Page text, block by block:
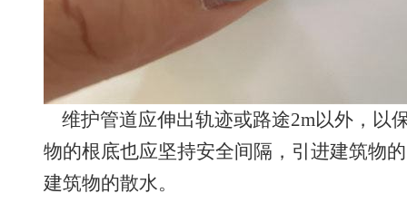
维护管道应伸出轨迹或路途2m以外，以
物的根底也应坚持安全间隔，引进建筑物
建筑物的散水。